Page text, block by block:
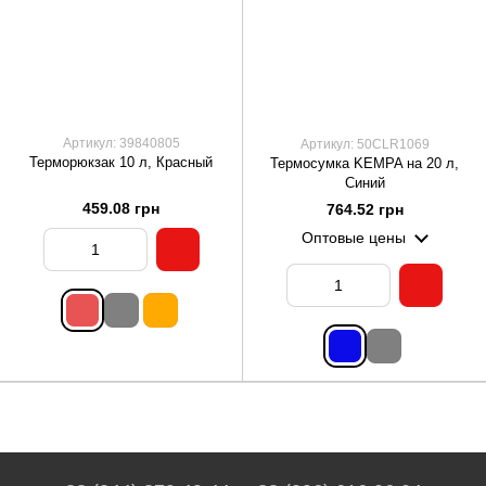
Артикул: 39840805
Терморюкзак 10 л, Красный
459.08 грн
Артикул: 50CLR1069
Термосумка KEMPA на 20 л,
Синий
764.52 грн
Оптовые цены